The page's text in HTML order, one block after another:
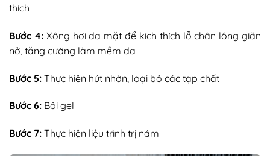
thích
Bước 4:Xông hơi da mặt để kích thích lỗ chân lông giãn
nở, tăng cường làm mềm da
Bước 5: Thực hiện hút nhờn, loại bỏ các tạp chất
Bước 6: Bôi gel
Bước 7: Thực hiện liệu trình trị nám